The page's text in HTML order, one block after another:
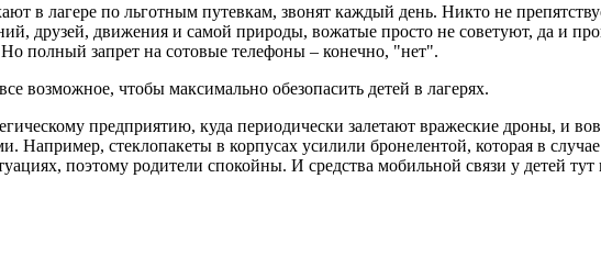
в лагере по льготным путевкам, звонят каждый день. Никто не
друзей, движения и самой природы, вожатые просто не советуют, да и
полный запрет на сотовые телефоны – конечно, "нет".
возможное, чтобы максимально обезопасить детей в лагерях.
предприятию, куда периодически залетают вражеские дроны, и
Например, стеклопакеты в корпусах усилили бронелентой, которая в
поэтому родители спокойны. И средства мобильной связи у детей